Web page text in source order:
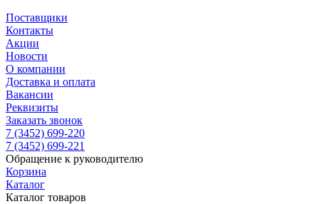
Поставщики
Контакты
Акции
Новости
О компании
Доставка и оплата
Вакансии
Реквизиты
Заказать звонок
7 (3452) 699-220
7 (3452) 699-221
Обращение к руководителю
Корзина
Каталог
Каталог товаров